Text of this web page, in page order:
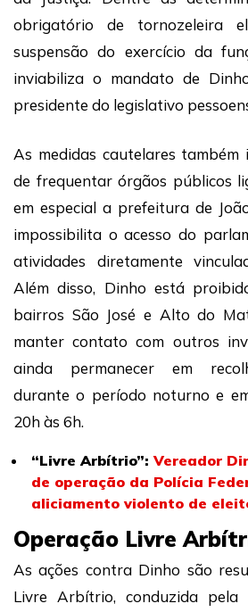
obrigatório de tornozeleira
suspensão do exercício da
inviabiliza o mandato de
presidente do legislativo
As medidas cautelares também
de frequentar órgãos públicos
em especial a prefeitura de
impossibilita o acesso do
atividades diretamente
Além disso, Dinho está
bairros São José e Alto do
manter contato com outros
ainda permanecer em
durante o período noturno e
20h às 6h.
“Livre Arbítrio”: Vereador
de operação da Polícia
aliciamento violento de
Operação Livre
As ações contra Dinho são
Livre Arbítrio, conduzida pela